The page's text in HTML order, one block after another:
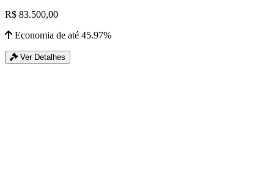
R$ 83.500,00
Economia de até 45.97%
Ver Detalhes